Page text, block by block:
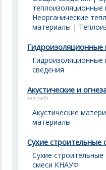
теплоизоляционные
Неорганические
материалы |
Гидроизоляционные
сведения
Акустические и
записей)
Акустические
материалы
Сухие строительные
Сухие
смеси КНАУФ